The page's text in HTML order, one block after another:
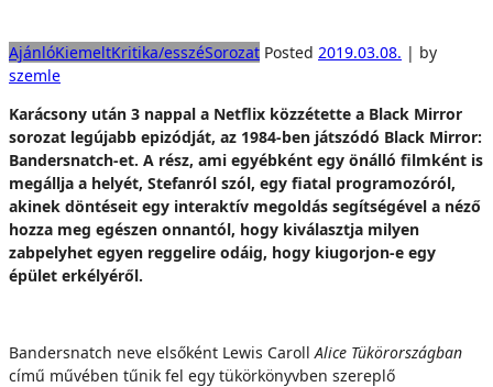
AjánlóKiemeltKritika/esszéSorozat Posted 2019.03.08. | by
szemle
Karácsony után 3 nappal a Netflix közzétette a Black Mirror
sorozat legújabb epizódját, az 1984-ben játszódó Black Mirror:
Bandersnatch-et. A rész, ami egyébként egy önálló filmként is
megállja a helyét, Stefanról szól, egy fiatal programozóról,
akinek döntéseit egy interaktív megoldás segítségével a néző
hozza meg egészen onnantól, hogy kiválasztja milyen
zabpelyhet egyen reggelire odáig, hogy kiugorjon-e egy
épület erkélyéről.
Bandersnatch neve elsőként Lewis CarollAlice Tükörországban
című művében tűnik fel egy tükörkönyvben szereplő